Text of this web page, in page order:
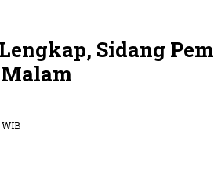
Sidang
WIB